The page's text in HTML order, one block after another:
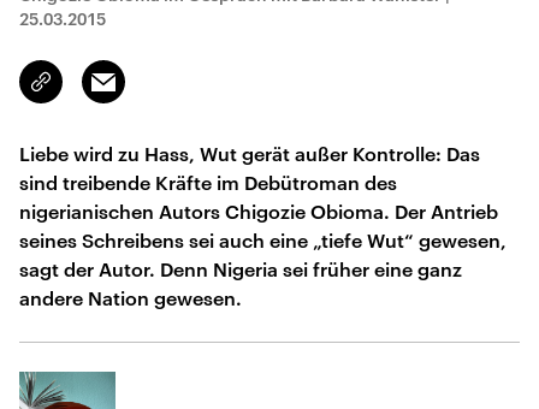
25.03.2015
Link
kopieren/teilen
Email
Liebe wird zu Hass, Wut gerät außer Kontrolle: Das
sind treibende Kräfte im Debütroman des
nigerianischen Autors Chigozie Obioma. Der Antrieb
seines Schreibens sei auch eine „tiefe Wut“ gewesen,
sagt der Autor. Denn Nigeria sei früher eine ganz
andere Nation gewesen.